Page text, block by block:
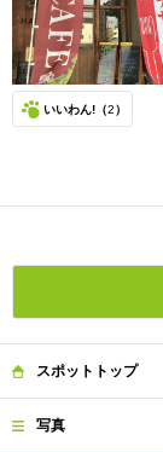
いいわん!（2）
スポット トップ
写真